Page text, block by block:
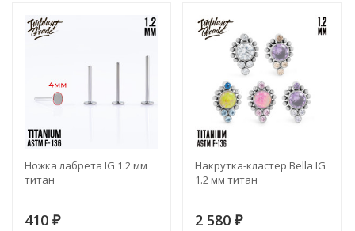
Ножка лабрета IG 1.2 мм
титан
410 ₽
Накрутка-кластер Bella IG
1.2 мм титан
2 580 ₽